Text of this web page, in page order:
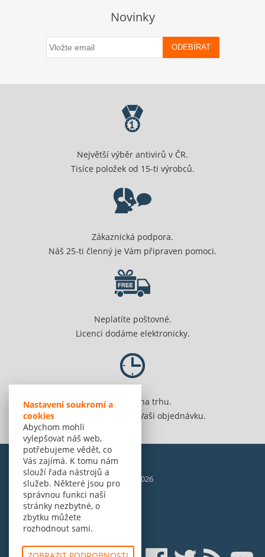
Nastavení soukromí a
cookies
Abychom mohli
vylepšovat náš web,
potřebujeme vědět, co
Vás zajímá. K tomu nám
slouží řada nástrojů a
služeb. Některé jsou pro
správnou funkci naší
stránky nezbytné, o
zbytku můžete
rozhodnout sami.
Novinky
ODEBÍRAT
Největší výběr antivirů v ČR.
Tisíce položek od 15-ti výrobců.
Zákaznická podpora.
Náš 25-ti členný je Vám připraven pomoci.
Neplatíte poštovné.
Licenci dodáme elektronicky.
Jsme 20 let na trhu.
Spolehlivě vyřídíme Vaši objednávku.
© Amenit Software Solutions, 1998 - 2026
Powered by nopCommerce